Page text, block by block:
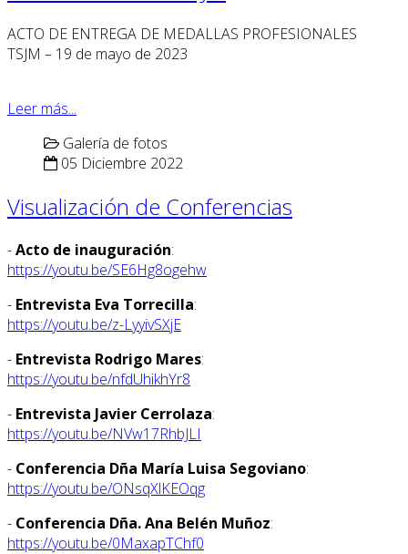
ACTO DE ENTREGA DE MEDALLAS PROFESIONALES
TSJM – 19 de mayo de 2023
Leer más...
Galería de fotos
05 Diciembre 2022
Visualización de Conferencias
-Acto de inauguración:
https://youtu.be/SE6Hg8ogehw
- Entrevista Eva Torrecilla:
https://youtu.be/z-LyyivSXjE
- Entrevista Rodrigo Mares:
https://youtu.be/nfdUhikhYr8
- Entrevista Javier Cerrolaza:
https://youtu.be/NVw17RhbJLI
- Conferencia Dña María Luisa Segoviano:
https://youtu.be/ONsqXlKEOqg
- Conferencia Dña. Ana Belén Muñoz:
https://youtu.be/0MaxapTChf0